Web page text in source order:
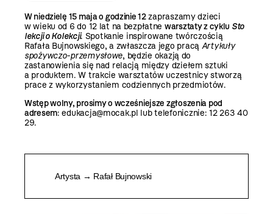
W niedzielę 15 maja o godzinie 12zapraszamy dzieci
w wieku od 6 do 12 lat na bezpłatne warsztaty z cyklu Sto
lekcji o Kolekcji. Spotkanie inspirowane twórczością
Rafała Bujnowskiego, a zwłaszcza jego pracą Artykuły
spożywczo-przemysłowe, będzie okazją do
zastanowienia się nad relacją między dziełem sztuki
a produktem. W trakcie warsztatów uczestnicy stworzą
prace z wykorzystaniem codziennych przedmiotów.
Wstęp wolny, prosimy o wcześniejsze zgłoszenia pod
adresem: edukacja@mocak.pl lub telefonicznie: 12 263 40
29.
Artysta → Rafał Bujnowski